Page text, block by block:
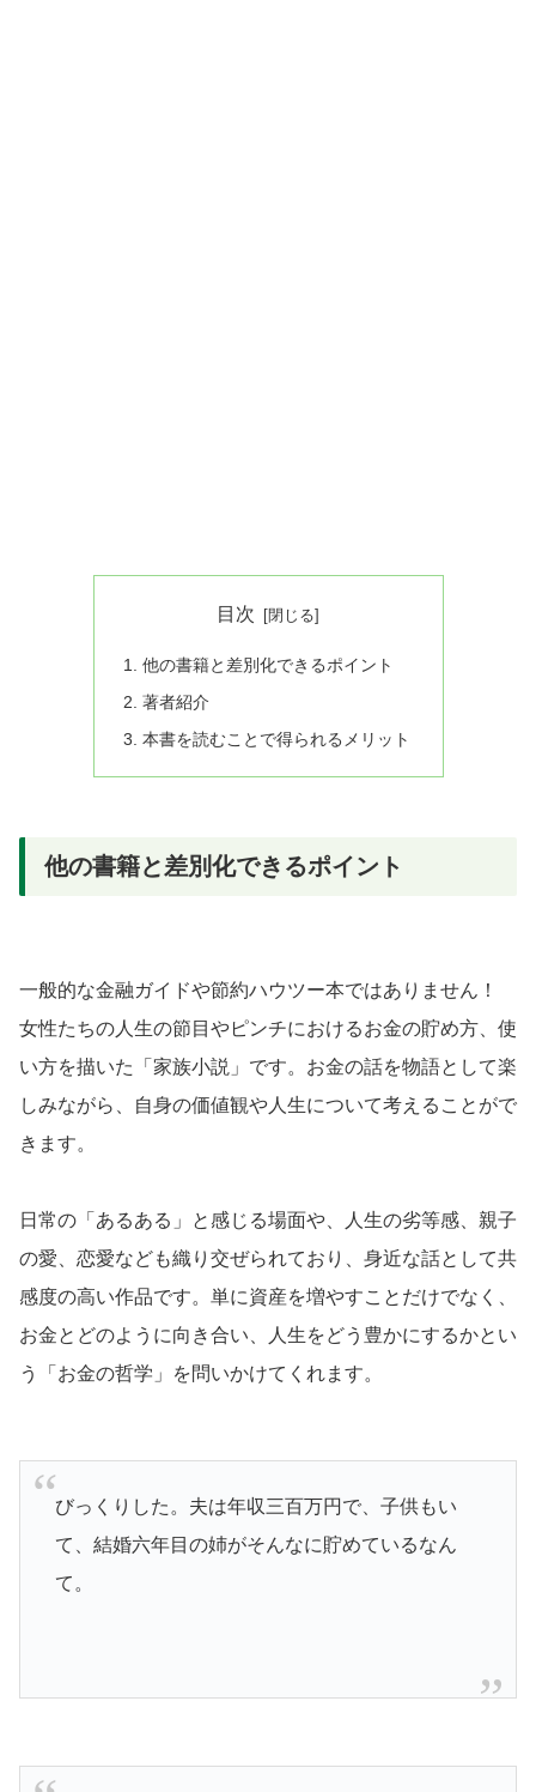
目次
他の書籍と差別化できるポイント
著者紹介
本書を読むことで得られるメリット
他の書籍と差別化できるポイント
一般的な金融ガイドや節約ハウツー本ではありません！
女性たちの人生の節目やピンチにおけるお金の貯め方、使
い方を描いた「家族小説」です。お金の話を物語として楽
しみながら、自身の価値観や人生について考えることがで
きます。
日常の「あるある」と感じる場面や、人生の劣等感、親子
の愛、恋愛なども織り交ぜられており、身近な話として共
感度の高い作品です。単に資産を増やすことだけでなく、
お金とどのように向き合い、人生をどう豊かにするかとい
う「お金の哲学」を問いかけてくれます。
びっくりした。夫は年収三百万円で、子供もい
て、結婚六年目の姉がそんなに貯めているなん
て。